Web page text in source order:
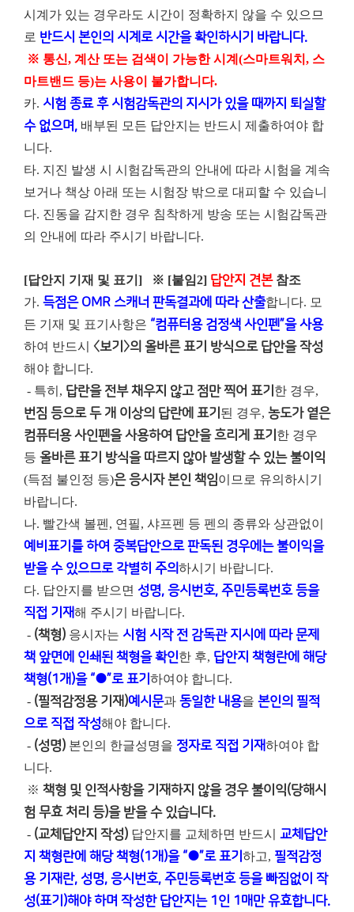
시계가 있는 경우라도 시간이 정확하지 않을 수 있으므
로 반드시 본인의 시계로 시간을 확인하시기 바랍니다.
※ 통신, 계산 또는 검색이 가능한 시계(스마트워치, 스
마트밴드 등)는 사용이 불가합니다.
카. 시험 종료 후 시험감독관의 지시가 있을 때까지 퇴실할
수 없으며, 배부된 모든 답안지는 반드시 제출하여야 합
니다.
타. 지진 발생 시 시험감독관의 안내에 따라 시험을 계속
보거나 책상 아래 또는 시험장 밖으로 대피할 수 있습니
다. 진동을 감지한 경우 침착하게 방송 또는 시험감독관
의 안내에 따라 주시기 바랍니다.
[답안지 기재 및 표기] ※ [붙임2] 답안지 견본참조
가. 득점은 OMR 스캐너 판독결과에 따라 산출합니다. 모
든 기재 및 표기사항은 “컴퓨터용 검정색 사인펜”을 사용
하여 반드시 〈보기〉의 올바른 표기 방식으로 답안을 작성
해야 합니다.
- 특히, 답란을 전부 채우지 않고 점만 찍어 표기 한 경우,
번짐 등으로 두 개 이상의 답란에 표기 된 경우, 농도가 옅은
컴퓨터용 사인펜을 사용하여 답안을 흐리게 표기 한 경우
등 올바른 표기 방식을 따르지 않아 발생할 수 있는 불이익
(득점 불인정 등)은 응시자 본인 책임이므로 유의하시기
바랍니다.
나. 빨간색 볼펜, 연필, 샤프펜 등 펜의 종류와 상관없이
예비표기를 하여 중복답안으로 판독된 경우에는 불이익을
받을 수 있으므로 각별히 주의하시기 바랍니다.
다. 답안지를 받으면 성명, 응시번호, 주민등록번호 등을
직접 기재해 주시기 바랍니다.
- (책형) 응시자는 시험 시작 전 감독관 지시에 따라 문제
책 앞면에 인쇄된 책형을 확인한 후, 답안지 책형란에 해당
책형(1개)을 “●”로 표기 하여야 합니다.
- (필적감정용 기재)예시문과 동일한 내용을 본인의 필적
으로 직접 작성해야 합니다.
- (성명) 본인의 한글성명을 정자로 직접 기재하여야 합
니다.
※ 책형 및 인적사항을 기재하지 않을 경우 불이익(당해시
험 무효 처리 등)을 받을 수 있습니다.
- (교체답안지 작성) 답안지를 교체하면 반드시 교체답안
지 책형란에 해당 책형(1개)을 “●”로 표기 하고, 필적감정
용 기재란, 성명, 응시번호, 주민등록번호 등을 빠짐없이 작
성(표기)해야 하며 작성한 답안지는 1인 1매만 유효합니다.